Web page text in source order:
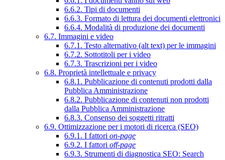
6.6.2. Tipi di documenti
6.6.3. Formato di lettura dei documenti elettronici
6.6.4. Modalità di produzione dei documenti
6.7. Immagini e video
6.7.1. Testo alternativo (alt text) per le immagini
6.7.2. Sottotitoli per i video
6.7.3. Trascrizioni per i video
6.8. Proprietà intellettuale e privacy
6.8.1. Pubblicazione di contenuti prodotti dalla
Pubblica Amministrazione
6.8.2. Pubblicazione di contenuti non prodotti
dalla Pubblica Amministrazione
6.8.3. Consenso dei soggetti ritratti
6.9. Ottimizzazione per i motori di ricerca (SEO)
6.9.1. I fattori on-page
6.9.2. I fattori off-page
6.9.3. Strumenti di diagnostica SEO: Search